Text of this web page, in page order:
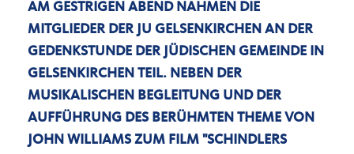
AM GESTRIGEN ABEND NAHMEN DIE
MITGLIEDER DER JU GELSENKIRCHEN AN DER
GEDENKSTUNDE DER JÜDISCHEN GEMEINDE IN
GELSENKIRCHEN TEIL. NEBEN DER
MUSIKALISCHEN BEGLEITUNG UND DER
AUFFÜHRUNG DES BERÜHMTEN THEME VON
JOHN WILLIAMS ZUM FILM "SCHINDLERS